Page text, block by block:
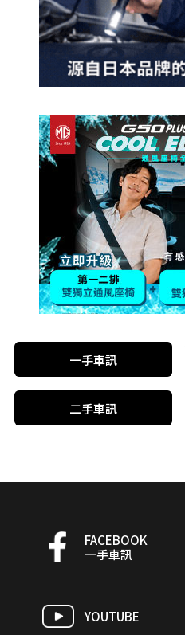
一手車訊
二手車訊
FACEBOOK
一手車訊
YOUTUBE